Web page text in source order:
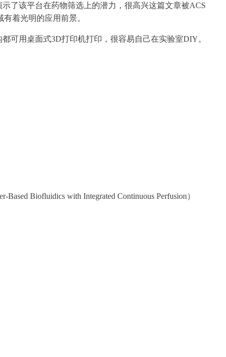
了该平台在药物筛选上的潜力，很高兴这篇文章被ACS
着光明的应用前景。
都可用桌面式3D打印机打印，很容易自己在实验室DIY。
Based Biofluidics with Integrated Continuous Perfusion）